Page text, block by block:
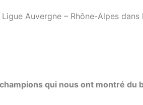
Auvergne – Rhône-Alpes
qui nous ont montré du